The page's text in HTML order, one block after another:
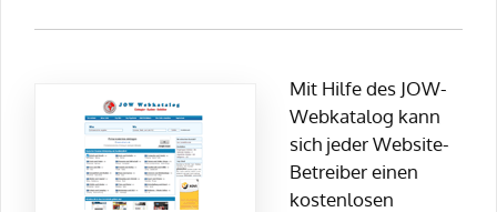
Mit Hilfe des JOW-
Webkatalog kann
sich jeder Website-
Betreiber einen
kostenlosen